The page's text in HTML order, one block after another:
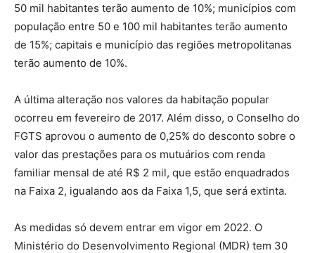
50 mil habitantes terão aumento de 10%; municípios com
população entre 50 e 100 mil habitantes terão aumento
de 15%; capitais e município das regiões metropolitanas
terão aumento de 10%.
A última alteração nos valores da habitação popular
ocorreu em fevereiro de 2017. Além disso, o Conselho do
FGTS aprovou o aumento de 0,25% do desconto sobre o
valor das prestações para os mutuários com renda
familiar mensal de até R$ 2 mil, que estão enquadrados
na Faixa 2, igualando aos da Faixa 1,5, que será extinta.
As medidas só devem entrar em vigor em 2022. O
Ministério do Desenvolvimento Regional (MDR) tem 30